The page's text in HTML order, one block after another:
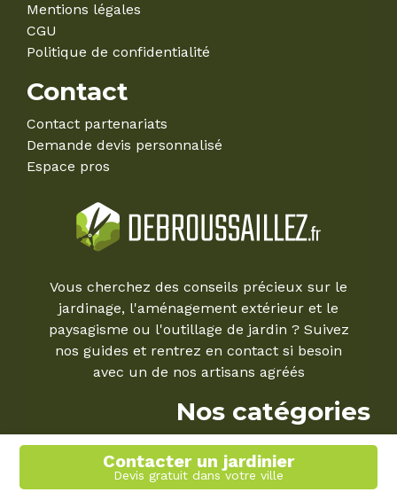
Mentions légales
CGU
Politique de confidentialité
Contact
Contact partenariats
Demande devis personnalisé
Espace pros
Vous cherchez des conseils précieux sur le
jardinage, l'aménagement extérieur et le
paysagisme ou l'outillage de jardin ? Suivez
nos guides et rentrez en contact si besoin
avec un de nos artisans agréés
Nos catégories
Arbres, arbustes et haies
Contacter un jardinier
Devis gratuit dans votre ville